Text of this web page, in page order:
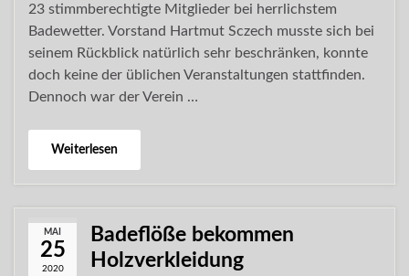
23 stimmberechtigte Mitglieder bei herrlichstem
Badewetter. Vorstand Hartmut Sczech musste sich bei
seinem Rückblick natürlich sehr beschränken, konnte
doch keine der üblichen Veranstaltungen stattfinden.
Dennoch war der Verein …
Weiterlesen
MAI
25
2020
Badeflöße bekommen
Holzverkleidung